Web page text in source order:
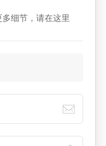
细节，请在这里